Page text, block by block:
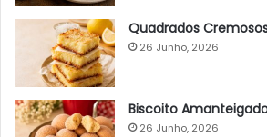
Quadrados
26 Junho, 2026
Biscoito
26 Junho, 2026